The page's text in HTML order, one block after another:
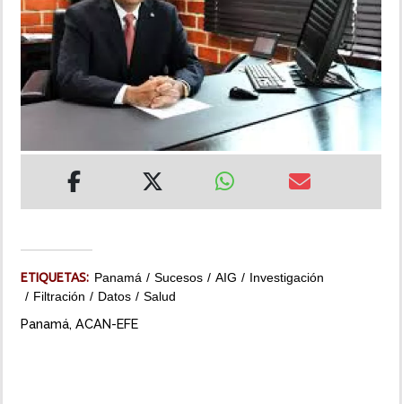
INSÓLITAS
MULTIMEDIA
ETIQUETAS: Panamá Sucesos AIG
Investigación
Filtración
Datos Salud
Panamá, ACAN-EFE